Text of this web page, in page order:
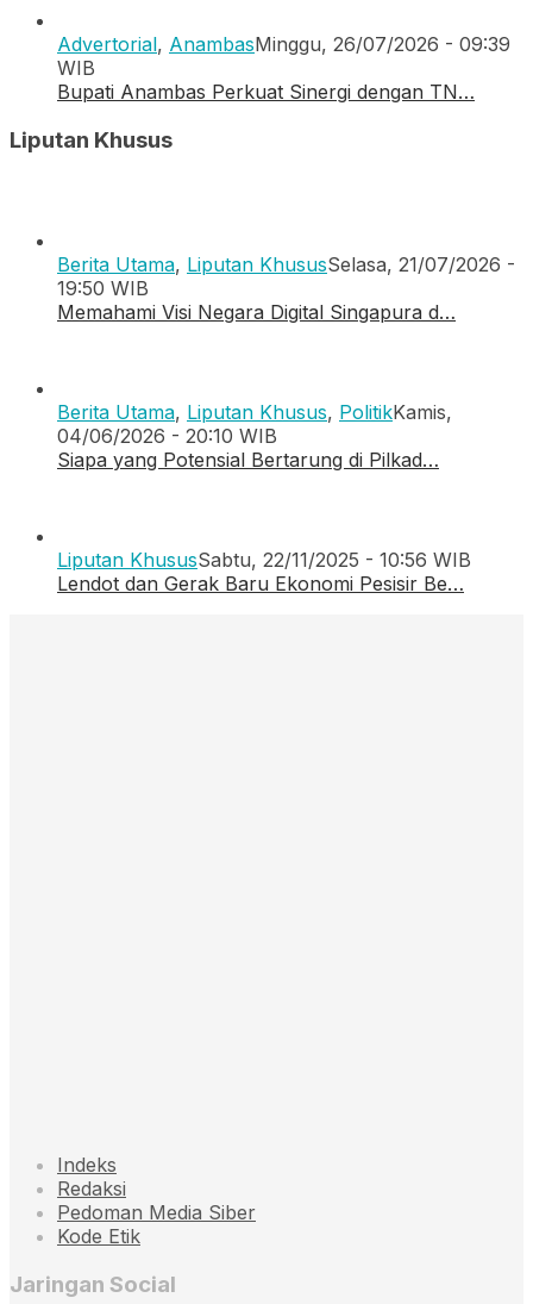
Advertorial, AnambasMinggu, 26/07/2026 - 09:39
WIB
Bupati Anambas Perkuat Sinergi dengan TN…
Liputan Khusus
Berita Utama, Liputan KhususSelasa, 21/07/2026 -
19:50 WIB
Memahami Visi Negara Digital Singapura d…
Berita Utama, Liputan Khusus, PolitikKamis,
04/06/2026 - 20:10 WIB
Siapa yang Potensial Bertarung di Pilkad…
Liputan KhususSabtu, 22/11/2025 - 10:56 WIB
Lendot dan Gerak Baru Ekonomi Pesisir Be…
Indeks
Redaksi
Pedoman Media Siber
Kode Etik
Jaringan Social